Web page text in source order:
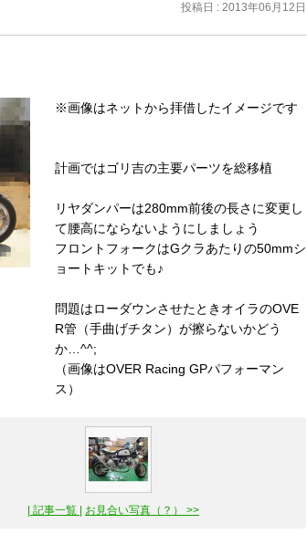
投稿日 : 2013年06月12日
※画像はネットから拝借したイメージです
計画ではゴリ吉の主要パーツを総移植
リヤダンパーは280mm前後の長さに変更し
て腰高にならないようにしましょう
フロントフォークはGクラあたりの50mmシ
ョートキットでも♪
問題はローダウンさせたときオイラのOVE
R管（手曲げチタン）が擦らないかどう
か…^^;
（画像はOVER Racing GPパフォーマン
ス）
| 記事一覧 | お見合い写真（？） >>